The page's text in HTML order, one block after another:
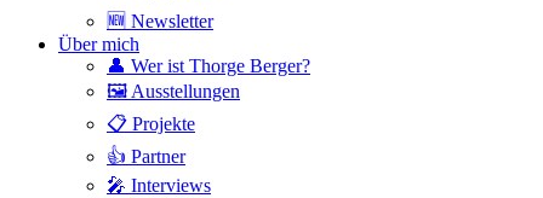
🆕 Newsletter
Über mich
👤 Wer ist Thorge Berger?
🖼 Ausstellungen
📋 Projekte
👍 Partner
🎤 Interviews